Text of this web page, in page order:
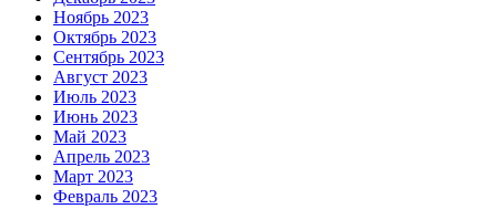
Ноябрь 2023
Октябрь 2023
Сентябрь 2023
Август 2023
Июль 2023
Июнь 2023
Май 2023
Апрель 2023
Март 2023
Февраль 2023